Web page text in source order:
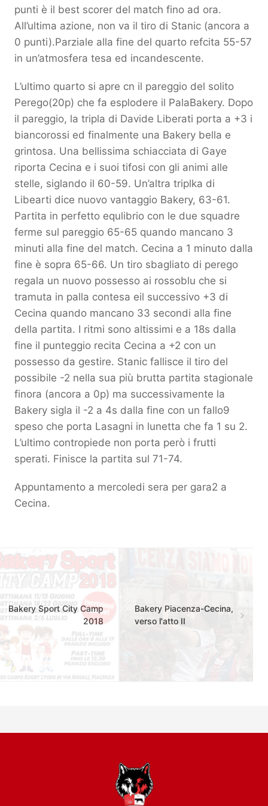
punti è il best scorer del match fino ad ora.
All’ultima azione, non va il tiro di Stanic (ancora a
0 punti).Parziale alla fine del quarto refcita 55-57
in un’atmosfera tesa ed incandescente.
L’ultimo quarto si apre cn il pareggio del solito
Perego(20p) che fa esplodere il PalaBakery. Dopo
il pareggio, la tripla di Davide Liberati porta a +3 i
biancorossi ed finalmente una Bakery bella e
grintosa. Una bellissima schiacciata di Gaye
riporta Cecina e i suoi tifosi con gli animi alle
stelle, siglando il 60-59. Un’altra triplka di
Libearti dice nuovo vantaggio Bakery, 63-61.
Partita in perfetto equlibrio con le due squadre
ferme sul pareggio 65-65 quando mancano 3
minuti alla fine del match. Cecina a 1 minuto dalla
fine è sopra 65-66. Un tiro sbagliato di perego
regala un nuovo possesso ai rossoblu che si
tramuta in palla contesa eil successivo +3 di
Cecina quando mancano 33 secondi alla fine
della partita. I ritmi sono altissimi e a 18s dalla
fine il punteggio recita Cecina a +2 con un
possesso da gestire. Stanic fallisce il tiro del
possibile -2 nella sua più brutta partita stagionale
finora (ancora a 0p) ma successivamente la
Bakery sigla il -2 a 4s dalla fine con un fallo9
speso che porta Lasagni in lunetta che fa 1 su 2.
L’ultimo contropiede non porta però i frutti
sperati. Finisce la partita sul 71-74.
Appuntamento a mercoledi sera per gara2 a
Cecina.
Bakery Sport City Camp
2018
Bakery Piacenza-Cecina,
verso l'atto II